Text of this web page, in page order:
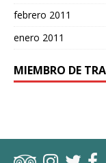
febrero 2011
enero 2011
MIEMBRO DE